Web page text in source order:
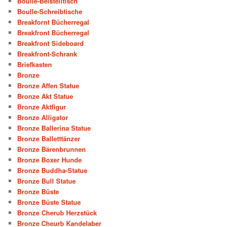
Boulle-Schreibtische
Breakfornt Bücherregal
Breakfront Bücherregal
Breakfront Sideboard
Breakfront-Schrank
Briefkasten
Bronze
Bronze Affen Statue
Bronze Akt Statue
Bronze Aktfigur
Bronze Alligator
Bronze Ballerina Statue
Bronze Balletttänzer
Bronze Bärenbrunnen
Bronze Boxer Hunde
Bronze Buddha-Statue
Bronze Bull Statue
Bronze Büste
Bronze Büste Statue
Bronze Cherub Herzstück
Bronze Cheurb Kandelaber